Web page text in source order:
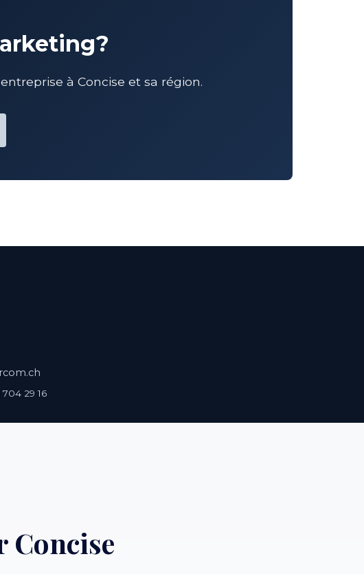
à Concise et sa région.
29 16
Concise